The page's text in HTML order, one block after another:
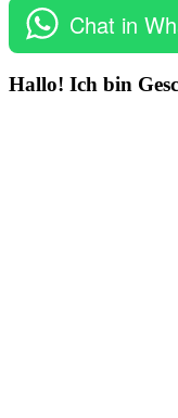
Chat in
Hallo! Ich bin